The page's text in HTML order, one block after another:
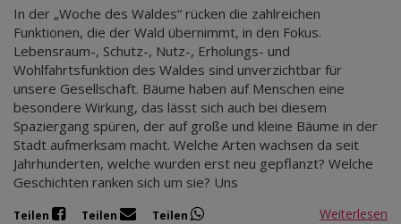
In der „Woche des Waldes“ rücken die zahlreichen
Funktionen, die der Wald übernimmt, in den Fokus.
Lebensraum-, Schutz-, Nutz-, Erholungs- und
Wohlfahrtsfunktion des Waldes sind unverzichtbar für
unsere Gesellschaft. Bäume haben auf Menschen eine
besondere Wirkung, das lässt sich auch bei diesem
Spaziergang spüren, der auf große und kleine Bäume in der
Stadt aufmerksam macht. Welche Arten wachsen da seit
Jahrhunderten, welche wurden erst neu gepflanzt? Welche
Geschichten ranken sich um sie? Uns
Teilen Teilen Teilen Weiterlesen